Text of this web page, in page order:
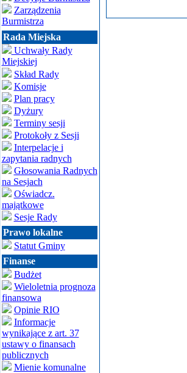
Zarządzenia
Burmistrza
Rada Miejska
Uchwały Rady
Miejskiej
Skład Rady
Komisje
Plan pracy
Dyżury
Terminy sesji
Protokoły z Sesji
Interpelacje i
zapytania radnych
Głosowania Radnych
na Sesjach
Oświadcz.
majątkowe
Sesje Rady
Prawo lokalne
Statut Gminy
Finanse
Budżet
Wieloletnia prognoza
finansowa
Opinie RIO
Informacje
wynikające z art. 37
ustawy o finansach
publicznych
Mienie komunalne